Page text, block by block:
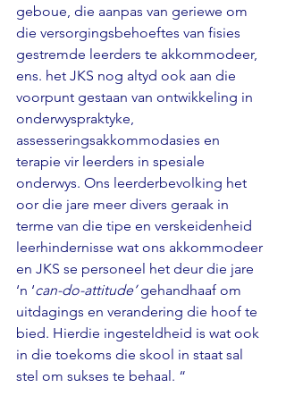
geboue, die aanpas van geriewe om
die versorgingsbehoeftes van fisies
gestremde leerders te akkommodeer,
ens. het JKS nog altyd ook aan die
voorpunt gestaan van ontwikkeling in
onderwyspraktyke,
assesseringsakkommodasies en
terapie vir leerders in spesiale
onderwys. Ons leerderbevolking het
oor die jare meer divers geraak in
terme van die tipe en verskeidenheid
leerhindernisse wat ons akkommodeer
en JKS se personeel het deur die jare
‘n ‘can-do-attitude’ gehandhaaf om
uitdagings en verandering die hoof te
bied. Hierdie ingesteldheid is wat ook
in die toekoms die skool in staat sal
stel om sukses te behaal. “